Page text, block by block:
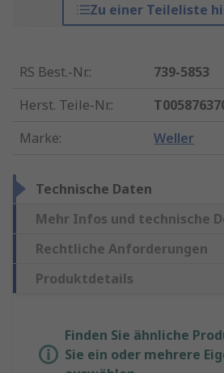
Zu einer Teileliste
RS Best.-Nr.:
739-5853
Herst. Teile-Nr.:
Marke: Weller
Technische Daten
Mehr Infos und technische
Rechtliche Anforderungen
Produktdetails
Finden Sie ähnliche
Sie ein oder mehrere